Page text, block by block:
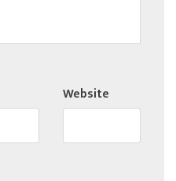
Website